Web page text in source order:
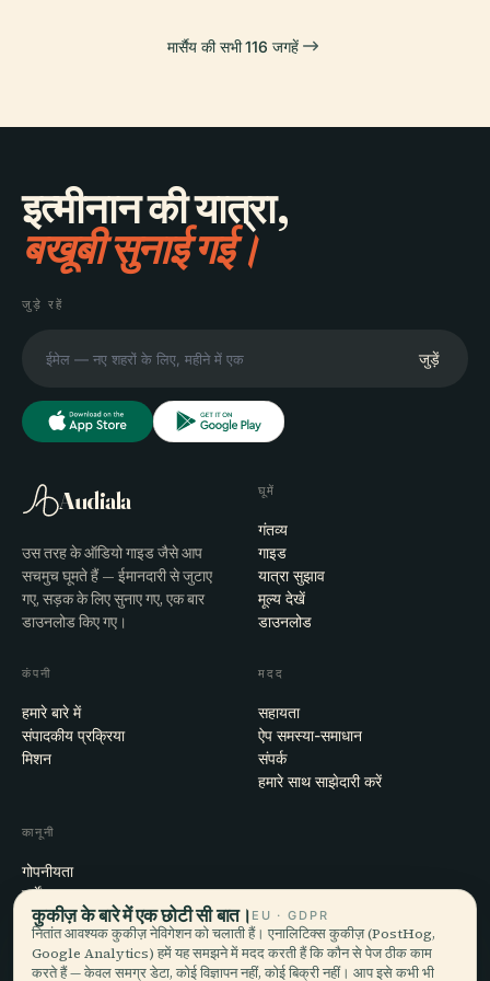
मार्सैय की सभी 116 जगहें
इत्मीनान की यात्रा,
बखूबी सुनाई गई।
जुड़े रहें
जुड़ें
Audiala
उस तरह के ऑडियो गाइड जैसे आप
सचमुच घूमते हैं — ईमानदारी से जुटाए
गए, सड़क के लिए सुनाए गए, एक बार
डाउनलोड किए गए।
घूमें
गंतव्य
गाइड
यात्रा सुझाव
मूल्य देखें
डाउनलोड
कंपनी
हमारे बारे में
संपादकीय प्रक्रिया
मिशन
मदद
सहायता
ऐप समस्या-समाधान
संपर्क
हमारे साथ साझेदारी करें
कानूनी
गोपनीयता
शर्तें
कुकी सेटिंग्स
खाता हटाएँ
कुकीज़ के बारे में एक छोटी सी बात। EU · GDPR
नितांत आवश्यक कुकीज़ नेविगेशन को चलाती हैं। एनालिटिक्स कुकीज़ (PostHog,
Google Analytics) हमें यह समझने में मदद करती हैं कि कौन से पेज ठीक काम
करते हैं — केवल समग्र डेटा, कोई विज्ञापन नहीं, कोई बिक्री नहीं। आप इसे कभी भी